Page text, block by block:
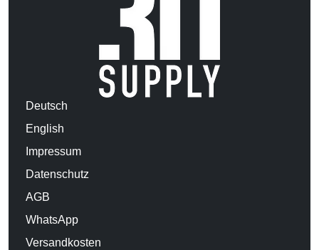
Deutsch
English
Impressum
Datenschutz
AGB
WhatsApp
Versandkosten